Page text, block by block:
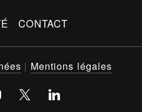
CONTACT
| Mentions légales